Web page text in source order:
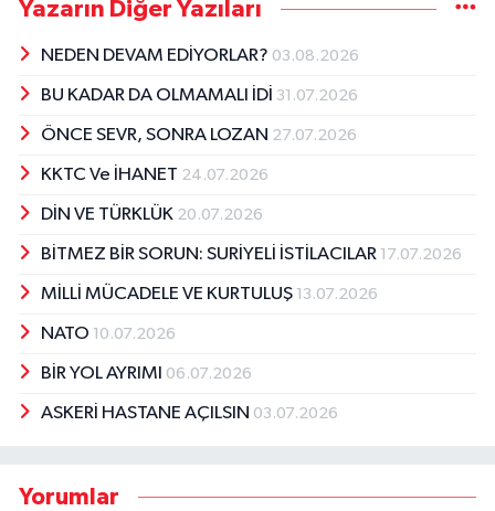
Yazarın Diğer Yazıları
NEDEN DEVAM EDİYORLAR? 03.08.2026
BU KADAR DA OLMAMALI İDİ 31.07.2026
ÖNCE SEVR, SONRA LOZAN 27.07.2026
KKTC Ve İHANET 24.07.2026
DİN VE TÜRKLÜK 20.07.2026
BİTMEZ BİR SORUN: SURİYELİ İSTİLACILAR 17.07.2026
MİLLİ MÜCADELE VE KURTULUŞ 13.07.2026
NATO 10.07.2026
BİR YOL AYRIMI 06.07.2026
ASKERİ HASTANE AÇILSIN 03.07.2026
Yorumlar